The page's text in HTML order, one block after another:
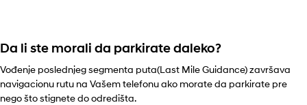
Da li ste morali da parkirate daleko?
Vođenje poslednjeg segmenta puta(Last Mile Guidance) završava
navigacionu rutu na Vašem telefonu ako morate da parkirate pre
nego što stignete do odredišta.